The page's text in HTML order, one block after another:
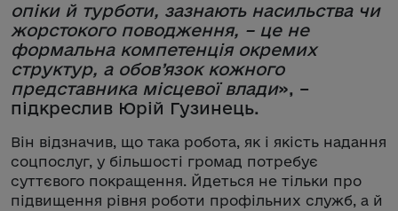
опіки й турботи, зазнають насильства чи
жорстокого поводження, – це не
формальна компетенція окремих
структур, а обов’язок кожного
представника місцевої влади», –
підкреслив Юрій Гузинець.
Він відзначив, що така робота, як і якість надання
соцпослуг, у більшості громад потребує
суттєвого покращення. Йдеться не тільки про
підвищення рівня роботи профільних служб, а й